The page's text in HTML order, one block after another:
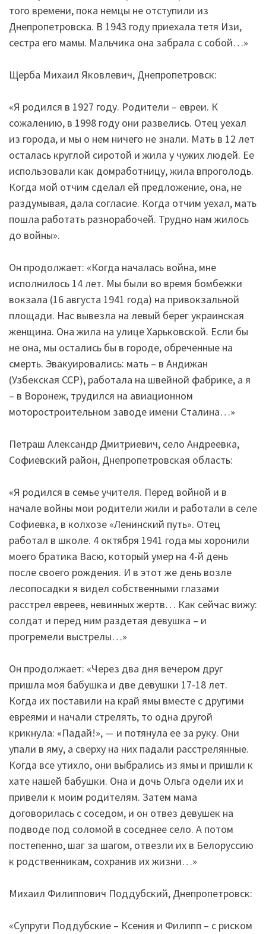
того времени, пока немцы не отступили из
Днепропетровска. В 1943 году приехала тетя Изи,
сестра его мамы. Мальчика она забрала с собой…»
Щерба Михаил Яковлевич, Днепропетровск:
«Я родился в 1927 году. Родители – евреи. К
сожалению, в 1998 году они развелись. Отец уехал
из города, и мы о нем ничего не знали. Мать в 12 лет
осталась круглой сиротой и жила у чужих людей. Ее
использовали как домработницу, жила впроголодь.
Когда мой отчим сделал ей предложение, она, не
раздумывая, дала согласие. Когда отчим уехал, мать
пошла работать разнорабочей. Трудно нам жилось
до войны».
Он продолжает: «Когда началась война, мне
исполнилось 14 лет. Мы были во время бомбежки
вокзала (16 августа 1941 года) на привокзальной
площади. Нас вывезла на левый берег украинская
женщина. Она жила на улице Харьковской. Если бы
не она, мы остались бы в городе, обреченные на
смерть. Эвакуировались: мать – в Андижан
(Узбекская ССР), работала на швейной фабрике, а я
– в Воронеж, трудился на авиационном
моторостроительном заводе имени Сталина…»
Петраш Александр Дмитриевич, село Андреевка,
Софиевский район, Днепропетровская область:
«Я родился в семье учителя. Перед войной и в
начале войны мои родители жили и работали в селе
Софиевка, в колхозе «Ленинский путь». Отец
работал в школе. 4 октября 1941 года мы хоронили
моего братика Васю, который умер на 4-й день
после своего рождения. И в этот же день возле
лесопосадки я видел собственными глазами
расстрел евреев, невинных жертв… Как сейчас вижу:
солдат и перед ним раздетая девушка – и
прогремели выстрелы…»
Он продолжает: «Через два дня вечером друг
пришла моя бабушка и две девушки 17-18 лет.
Когда их поставили на край ямы вместе с другими
евреями и начали стрелять, то одна другой
крикнула: «Падай!», — и потянула ее за руку. Они
упали в яму, а сверху на них падали расстрелянные.
Когда все утихло, они выбрались из ямы и пришли к
хате нашей бабушки. Она и дочь Ольга одели их и
привели к моим родителям. Затем мама
договорилась с соседом, и он отвез девушек на
подводе под соломой в соседнее село. А потом
постепенно, шаг за шагом, отвезли их в Белоруссию
к родственникам, сохранив их жизни…»
Михаил Филиппович Поддубский, Днепропетровск:
«Супруги Поддубские – Ксения и Филипп – с риском